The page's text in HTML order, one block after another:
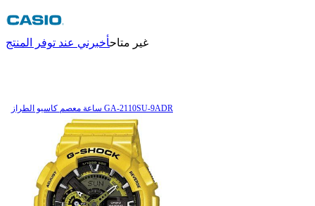
غير متاحأخبرني عند توفر المنتج
ساعة معصم کاسیو الطراز GA-2110SU-9ADR